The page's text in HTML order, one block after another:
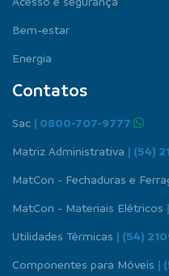
Bem-estar
Energia
Contatos
Sac | 0800-707-9777
Matriz Administrativa | (54)
MatCon - Fechaduras e
MatCon - Materiais Elétricos
Utilidades Térmicas | (54)
Componentes para Móveis |